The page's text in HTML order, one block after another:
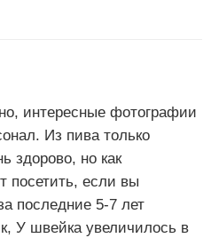
интересные фотографии
Из пива только
здорово, но как
посетить, если вы
последние 5-7 лет
У швейка увеличилось в